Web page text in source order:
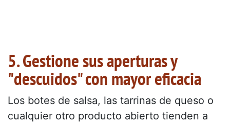
5. Gestione sus aperturas y
"descuidos" con mayor eficacia
Los botes de salsa, las tarrinas de queso o
cualquier otro producto abierto tienden a